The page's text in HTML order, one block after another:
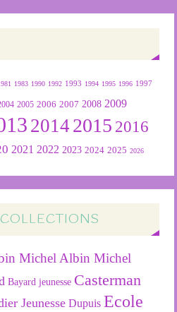
1983 1990 1992 1993 1994 1995 1996 1997
2005 2006 2007 2008 2009
2014 2015 2016
2021 2022 2023 2024 2025 2026
Michel Albin Michel
Bayard jeunesse Casterman
Jeunesse Dupuis Ecole